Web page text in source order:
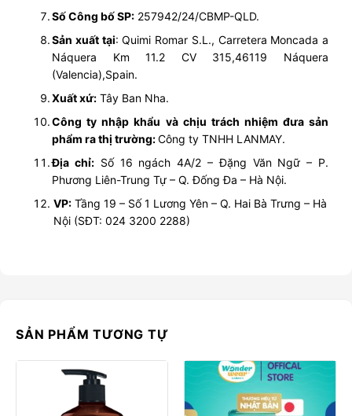
Số Công bố SP: 257942/24/CBMP-QLD.
Sản xuất tại: Quimi Romar S.L., Carretera Moncada a
Náquera Km 11.2 CV 315,46119 Náquera
(Valencia),Spain.
Xuất xứ: Tây Ban Nha.
Công ty nhập khẩu và chịu trách nhiệm đưa sản
phẩm ra thị trường:Công ty TNHH LANMAY.
Địa chỉ: Số 16 ngách 4A/2 – Đặng Văn Ngữ – P.
Phương Liên-Trung Tự – Q. Đống Đa – Hà Nội.
VP: Tầng 19 – Số 1 Lương Yên – Q. Hai Bà Trưng – Hà
Nội (SĐT: 024 3200 2288)
SẢN PHẨM TƯƠNG TỰ